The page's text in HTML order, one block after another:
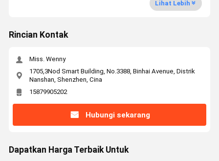
Lihat Lebih
Rincian Kontak
Miss. Wenny
1705,3Nod Smart Building, No.3388, Binhai Avenue, Distrik
Nanshan, Shenzhen, Cina
15879905202
Hubungi sekarang
Dapatkan Harga Terbaik Untuk